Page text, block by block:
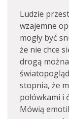
Ludzie
wzajemne
mogły być
że nie chce
drogą
stopnia, że
połówkami i
Mówią